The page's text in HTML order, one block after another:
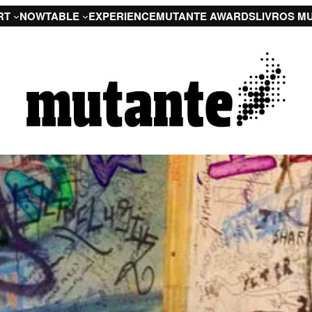
NOWTABLE EXPERIENCEMUTANTE AWARDSLIVROS